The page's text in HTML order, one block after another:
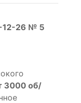
12-26 № 5
3000 об/